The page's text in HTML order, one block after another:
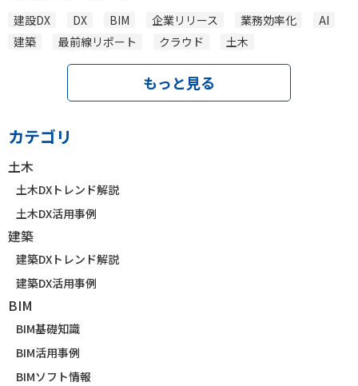
建設DX DX BIM 企業リリース 業務効率化
AI
建築
最前線リポート クラウド 土木
もっと見る
カテゴリ
土木
土木DXトレンド解説
土木DX活用事例
建築
建築DXトレンド解説
建築DX活用事例
BIM
BIM基礎知識
BIM活用事例
BIMソフト情報